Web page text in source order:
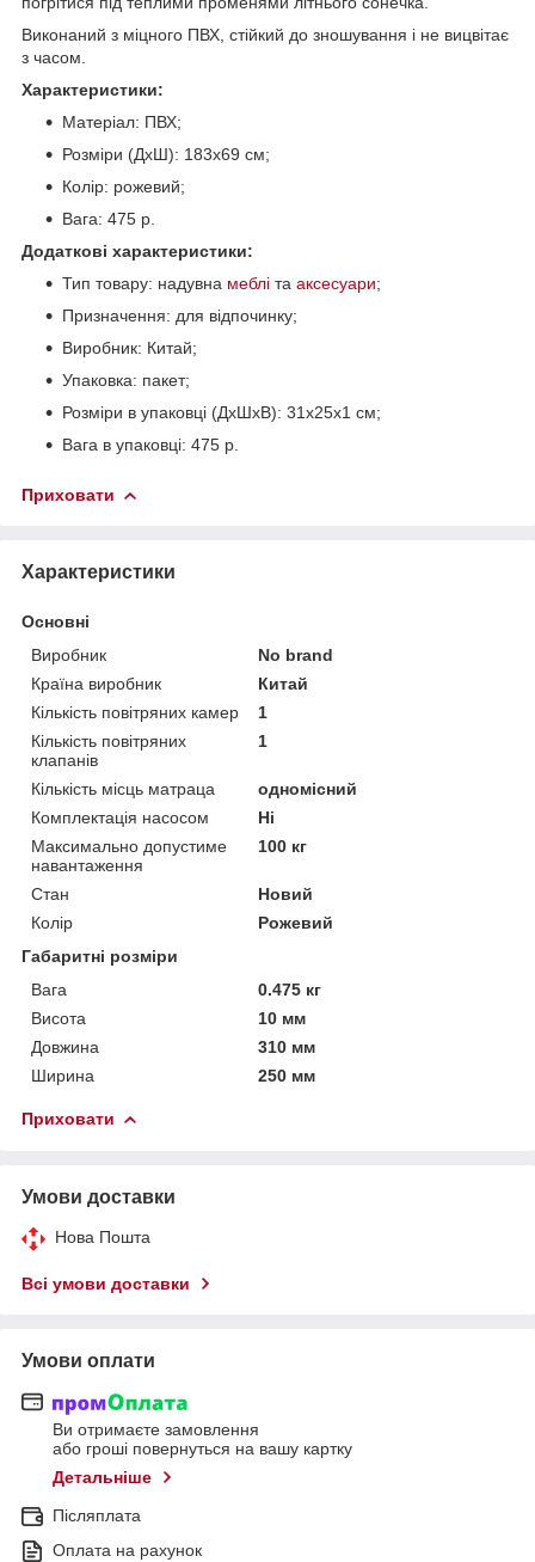
Виконаний з міцного ПВХ, стійкий до зношування і не вицвітає
з часом.
Характеристики:
Матеріал: ПВХ;
Розміри (ДхШ): 183х69 см;
Колір: рожевий;
Вага: 475 р.
Додаткові характеристики:
Тип товару: надувна меблі та аксесуари;
Призначення: для відпочинку;
Виробник: Китай;
Упаковка: пакет;
Розміри в упаковці (ДхШхВ): 31х25х1 см;
Вага в упаковці: 475 р.
Приховати
Характеристики
Основні
Виробник
No brand
Країна виробник
Китай
Кількість повітряних камер
1
Кількість повітряних
клапанів
1
Кількість місць матраца
одномісний
Комплектація насосом
Ні
Максимально допустиме
навантаження
100 кг
Стан
Новий
Колір
Рожевий
Габаритні розміри
Вага
0.475 кг
Висота
10 мм
Довжина
310 мм
Ширина
250 мм
Приховати
Умови доставки
Нова Пошта
Всі умови доставки
Умови оплати
Ви отримаєте замовлення
або гроші повернуться на вашу картку
Детальніше
Післяплата
Оплата на рахунок